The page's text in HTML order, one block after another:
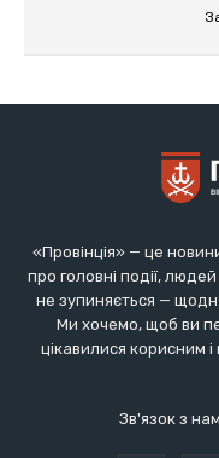
«Провінція» — це
про головні події,
не зупиняється — щодня
Ми хочемо, щоб ви
цікавилися корисним
Зв'язок з